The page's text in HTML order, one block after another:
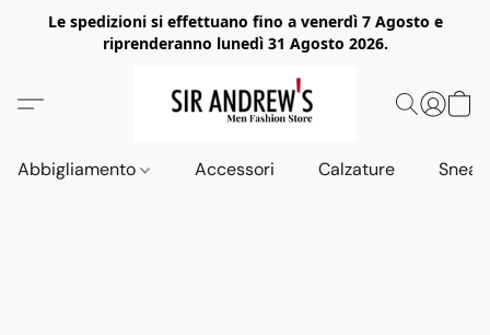
Le spedizioni si effettuano fino a venerdì 7 Agosto e
riprenderanno lunedì 31 Agosto 2026.
Abbigliamento Accessori Calzature